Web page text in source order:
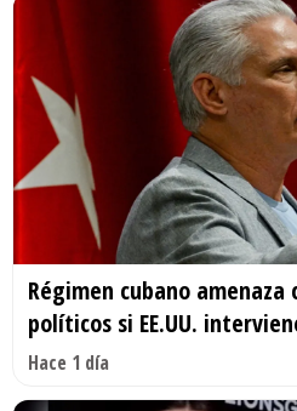
Régimen cubano
políticos si EE.UU.
Hace 1 día